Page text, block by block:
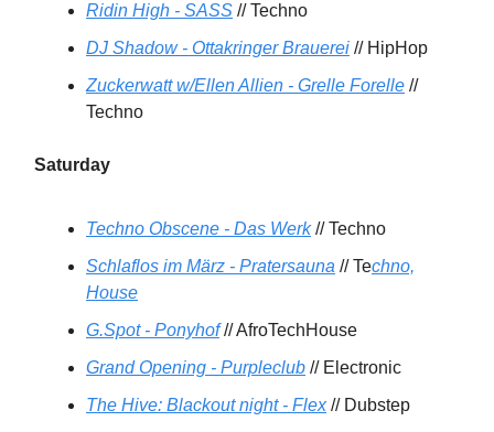
Ridin High - SASS // Techno
DJ Shadow - Ottakringer Brauerei // HipHop
Zuckerwatt w/Ellen Allien - Grelle Forelle //
Techno
Saturday
Techno Obscene - Das Werk// Techno
Schlaflos im März - Pratersauna // Techno,
House
G.Spot - Ponyhof// AfroTechHouse
Grand Opening - Purpleclub // Electronic
The Hive: Blackout night - Flex// Dubstep